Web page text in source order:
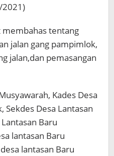
2021)
tentang
jalan gang pampimlok,
jalan,dan pemasangan
Kades Desa
Sekdes Desa Lantasan
Baru
lantasan Baru
lantasan Baru